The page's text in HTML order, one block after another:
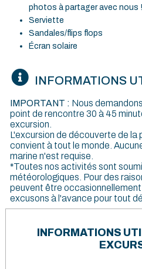
photos à partager avec nous !
Serviette
Sandales/flips flops
Écran solaire
INFORMATIONS
IMPORTANT : Nous
point de rencontre 30 à 45
excursion.
L'excursion de découverte de la
convient à tout le monde.
marine n'est requise.
*Toutes nos activités sont
météorologiques. Pour des
peuvent être
excusons à l'avance pour tout
INFORMATIONS